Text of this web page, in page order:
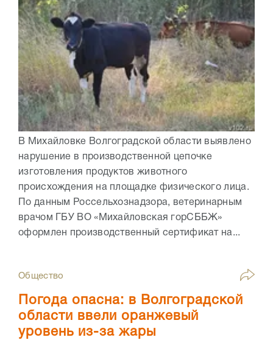
В Михайловке Волгоградской области выявлено
нарушение в производственной цепочке
изготовления продуктов животного
происхождения на площадке физического лица.
По данным Россельхознадзора, ветеринарным
врачом ГБУ ВО «Михайловская горСББЖ»
оформлен производственный сертификат на...
Общество
Погода опасна: в Волгоградской
области ввели оранжевый
уровень из-за жары